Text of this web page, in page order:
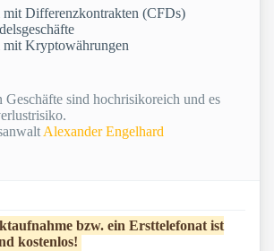
mit Differenzkontrakten (CFDs)
mit Kryptowährungen
Geschäfte sind hochrisikoreich und es
Alexander Engelhard
bzw. ein Ersttelefonat ist
kostenlos!